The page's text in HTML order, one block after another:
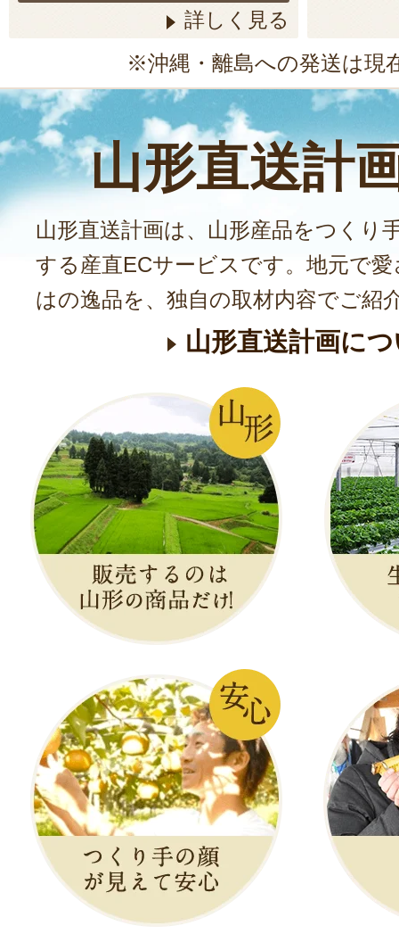
詳しく見る
※沖縄・離島への発送は現
山形直送計
山形直送計画は、山形産品をつくり
する産直ECサービスです。地元で
はの逸品を、独自の取材内容でご紹
山形直送計画に